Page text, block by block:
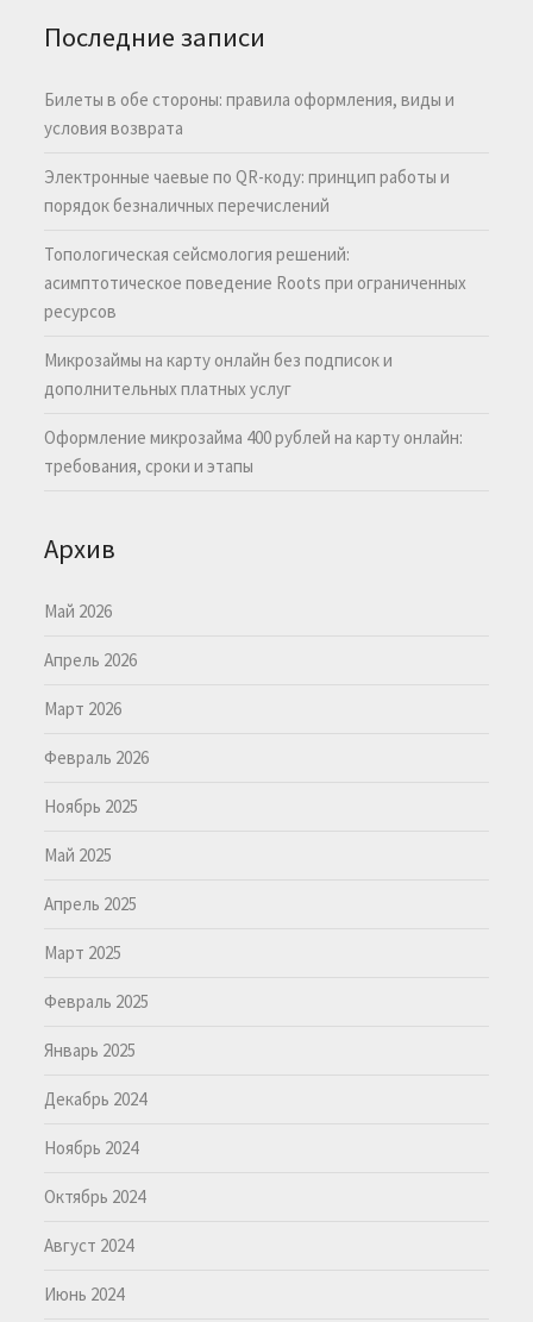
Последние записи
Билеты в обе стороны: правила оформления, виды и
условия возврата
Электронные чаевые по QR-коду: принцип работы и
порядок безналичных перечислений
Топологическая сейсмология решений:
асимптотическое поведение Roots при ограниченных
ресурсов
Микрозаймы на карту онлайн без подписок и
дополнительных платных услуг
Оформление микрозайма 400 рублей на карту онлайн:
требования, сроки и этапы
Архив
Май 2026
Апрель 2026
Март 2026
Февраль 2026
Ноябрь 2025
Май 2025
Апрель 2025
Март 2025
Февраль 2025
Январь 2025
Декабрь 2024
Ноябрь 2024
Октябрь 2024
Август 2024
Июнь 2024